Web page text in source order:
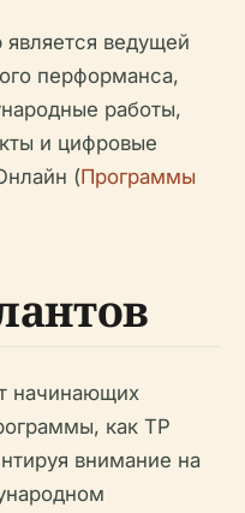
ведущей
перформанса,
работы,
и цифровые
(Программы
начинающих
как ТР
внимание на